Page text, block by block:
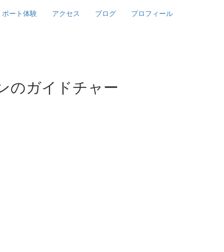
ボート体験 アクセス ブログ プロフィール
のガイドチャー